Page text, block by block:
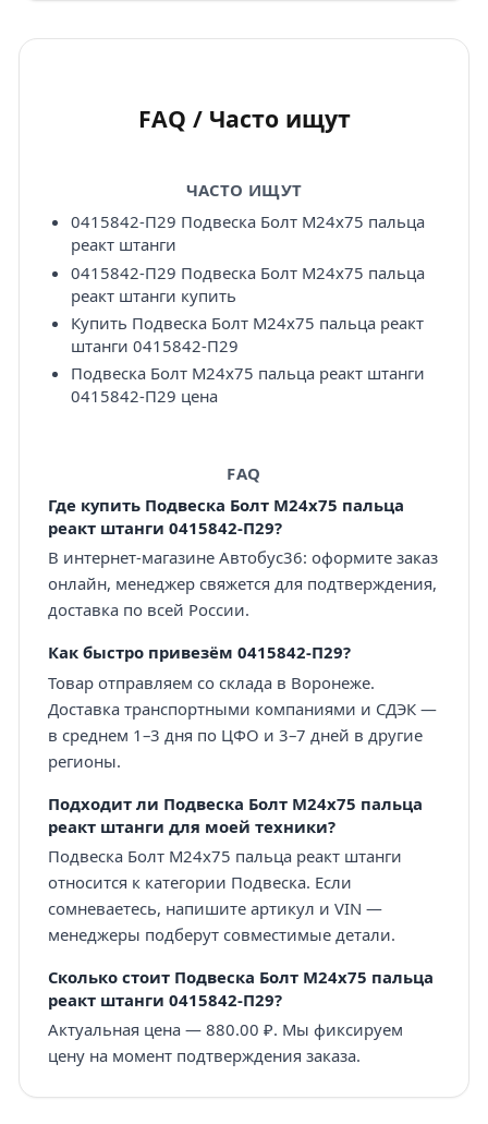
FAQ / Часто ищут
ЧАСТО ИЩУТ
0415842-П29 Подвеска Болт М24х75 пальца
реакт штанги
0415842-П29 Подвеска Болт М24х75 пальца
реакт штанги купить
Купить Подвеска Болт М24х75 пальца реакт
штанги 0415842-П29
Подвеска Болт М24х75 пальца реакт штанги
0415842-П29 цена
FAQ
Где купить Подвеска Болт М24х75 пальца
реакт штанги 0415842-П29?
В интернет-магазине Автобус36: оформите заказ
онлайн, менеджер свяжется для подтверждения,
доставка по всей России.
Как быстро привезём 0415842-П29?
Товар отправляем со склада в Воронеже.
Доставка транспортными компаниями и СДЭК —
в среднем 1–3 дня по ЦФО и 3–7 дней в другие
регионы.
Подходит ли Подвеска Болт М24х75 пальца
реакт штанги для моей техники?
Подвеска Болт М24х75 пальца реакт штанги
относится к категории Подвеска. Если
сомневаетесь, напишите артикул и VIN —
менеджеры подберут совместимые детали.
Сколько стоит Подвеска Болт М24х75 пальца
реакт штанги 0415842-П29?
Актуальная цена — 880.00 ₽. Мы фиксируем
цену на момент подтверждения заказа.